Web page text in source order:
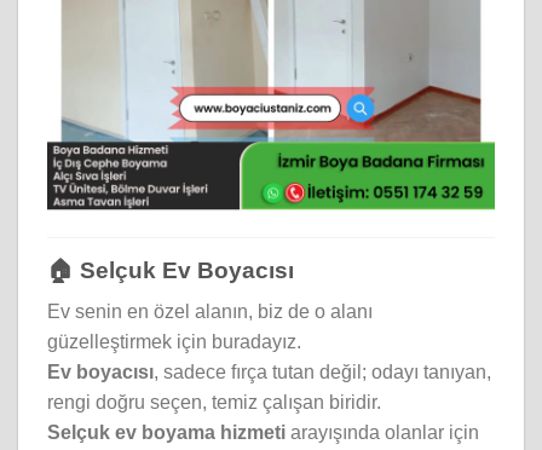
🏠 Selçuk Ev Boyacısı
Ev senin en özel alanın, biz de o alanı
güzelleştirmek için buradayız.
Ev boyacısı, sadece fırça tutan değil; odayı tanıyan,
rengi doğru seçen, temiz çalışan biridir.
Selçuk ev boyama hizmeti arayışında olanlar için